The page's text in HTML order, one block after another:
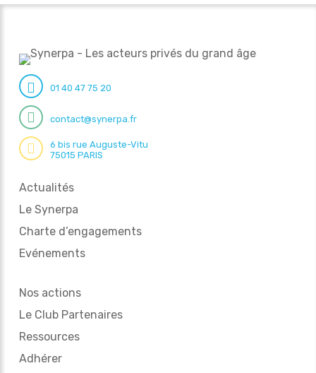
01 40 47 75 20
contact@synerpa.fr
6 bis rue Auguste-Vitu
75015 PARIS
Actualités
Le Synerpa
Charte d’engagements
Evénements
Nos actions
Le Club Partenaires
Ressources
Adhérer